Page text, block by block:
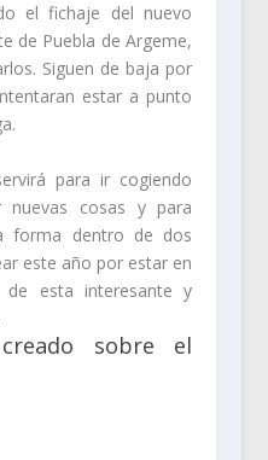
el fichaje del nuevo
de Puebla de Argeme,
Siguen de baja por
estar a punto
para ir cogiendo
cosas y para
forma dentro de dos
este año por estar en
esta interesante y
sobre el